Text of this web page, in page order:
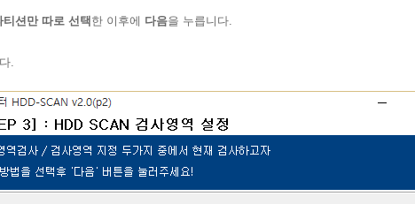
션만 따로 선택 한 이후에 다음을 누릅니다.
.